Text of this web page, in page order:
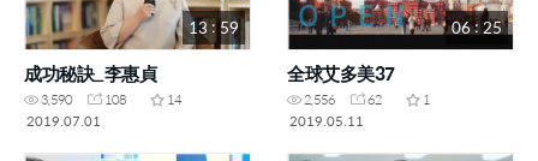
13 : 59
成功秘訣_李惠貞
3,590 108
14
2019.07.01
06 : 25
全球艾多美37
2,556 62
1
2019.05.11